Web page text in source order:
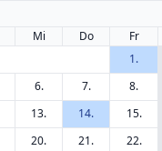
Mi Do Fr
1.
6. 7. 8.
13. 14. 15.
20. 21. 22.